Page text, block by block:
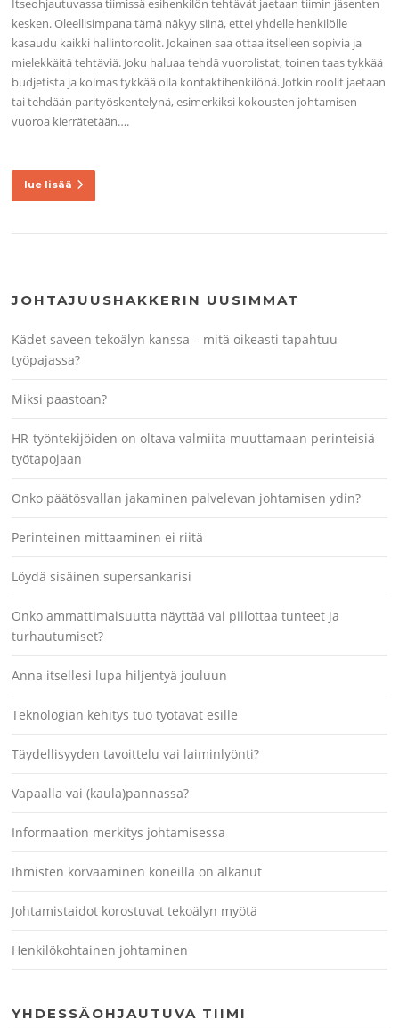
Itseohjautuvassa tiimissä esihenkilön tehtävät jaetaan tiimin jäsenten
kesken. Oleellisimpana tämä näkyy siinä, ettei yhdelle henkilölle
kasaudu kaikki hallintoroolit. Jokainen saa ottaa itselleen sopivia ja
mielekkäitä tehtäviä. Joku haluaa tehdä vuorolistat, toinen taas tykkää
budjetista ja kolmas tykkää olla kontaktihenkilönä. Jotkin roolit jaetaan
tai tehdään parityöskentelynä, esimerkiksi kokousten johtamisen
vuoroa kierrätetään….
lue lisää
JOHTAJUUSHAKKERIN UUSIMMAT
Kädet saveen tekoälyn kanssa – mitä oikeasti tapahtuu
työpajassa?
Miksi paastoan?
HR-työntekijöiden on oltava valmiita muuttamaan perinteisiä
työtapojaan
Onko päätösvallan jakaminen palvelevan johtamisen ydin?
Perinteinen mittaaminen ei riitä
Löydä sisäinen supersankarisi
Onko ammattimaisuutta näyttää vai piilottaa tunteet ja
turhautumiset?
Anna itsellesi lupa hiljentyä jouluun
Teknologian kehitys tuo työtavat esille
Täydellisyyden tavoittelu vai laiminlyönti?
Vapaalla vai (kaula)pannassa?
Informaation merkitys johtamisessa
Ihmisten korvaaminen koneilla on alkanut
Johtamistaidot korostuvat tekoälyn myötä
Henkilökohtainen johtaminen
YHDESSÄOHJAUTUVA TIIMI